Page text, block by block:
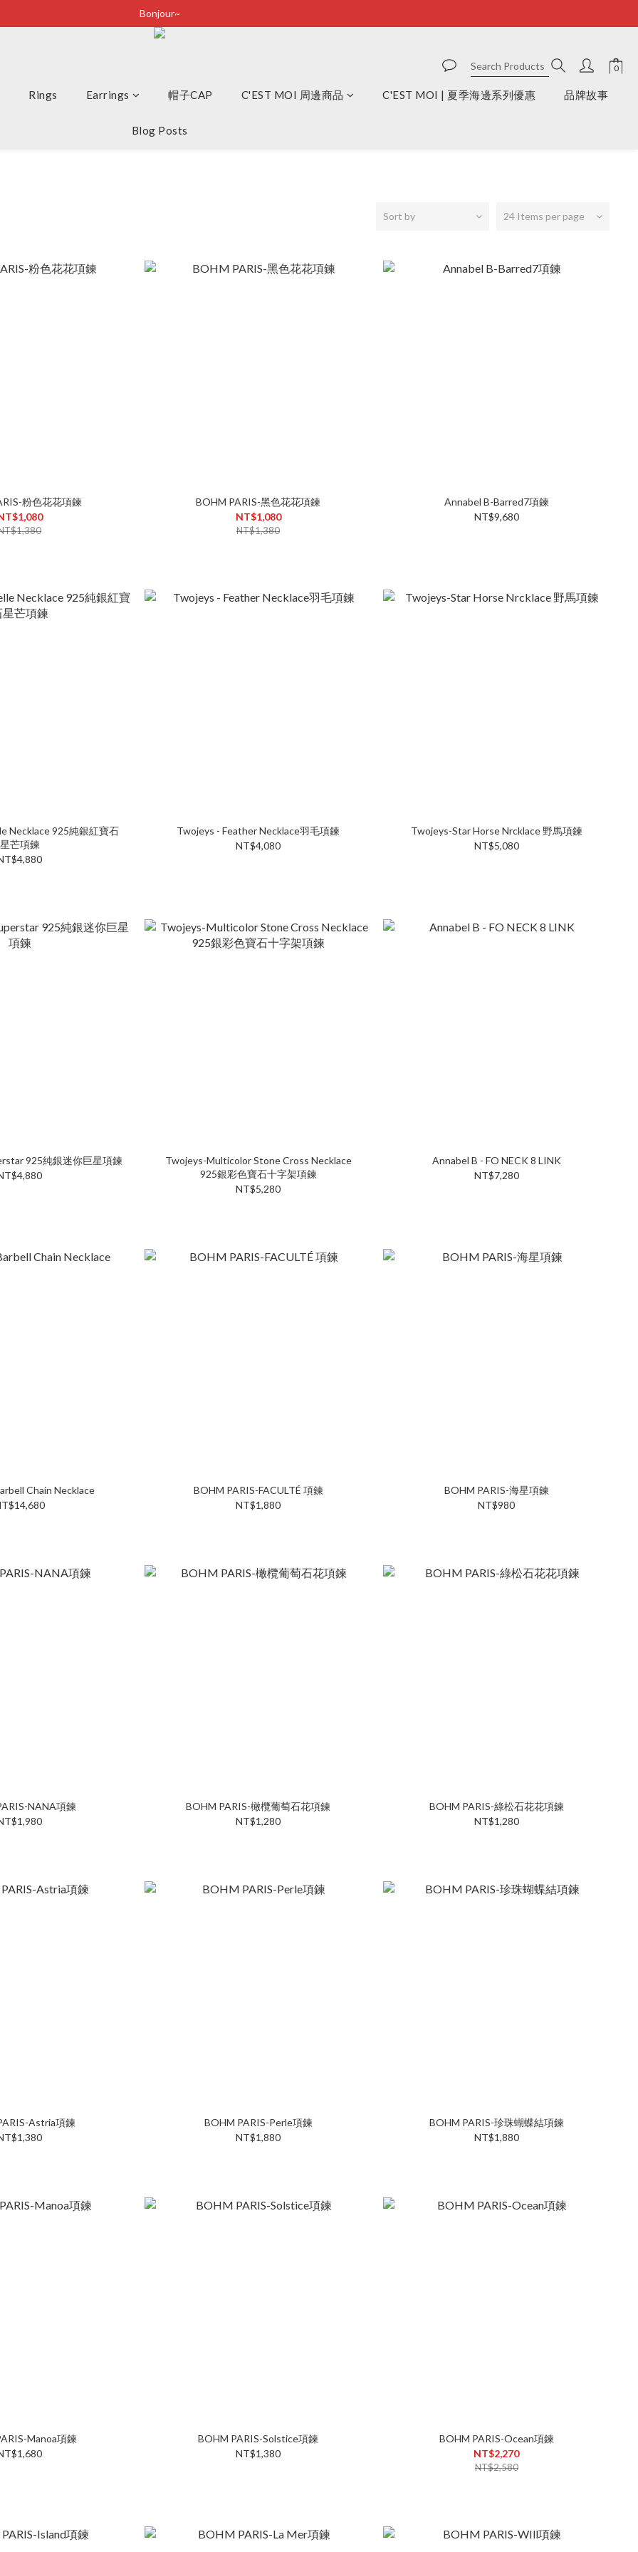
Bonjour~
Bonjour~
立即加入會員享有100元購物金
Bonjour~
Rings Earrings 帽子CAP C'EST MOI 周邊商品 C'EST MOI | 夏季海邊系列優惠 品牌故事
Blog Posts
Sort by 24 Items per page
粉色花花項鍊
BOHM PARIS-黑色花花項鍊
NT$1,080
NT$1,380
Annabel B-Barred7項鍊
NT$9,680
Necklace 925純銀紅寶石
星芒項鍊
Twojeys - Feather Necklace羽毛項鍊
NT$4,080
Twojeys-Star Horse Nrcklace 野馬項鍊
NT$5,080
925純銀迷你巨星項鍊
Twojeys-Multicolor Stone Cross Necklace
925銀彩色寶石十字架項鍊
NT$5,280
Annabel B - FO NECK 8 LINK
NT$7,280
Chain Necklace
BOHM PARIS-FACULTÉ 項鍊
NT$1,880
BOHM PARIS-海星項鍊
NT$980
NANA項鍊
BOHM PARIS-橄欖葡萄石花項鍊
NT$1,280
BOHM PARIS-綠松石花花項鍊
NT$1,280
Astria項鍊
BOHM PARIS-Perle項鍊
NT$1,880
BOHM PARIS-珍珠蝴蝶結項鍊
NT$1,880
Manoa項鍊
BOHM PARIS-Solstice項鍊
NT$1,380
BOHM PARIS-Ocean項鍊
NT$2,270
NT$2,580